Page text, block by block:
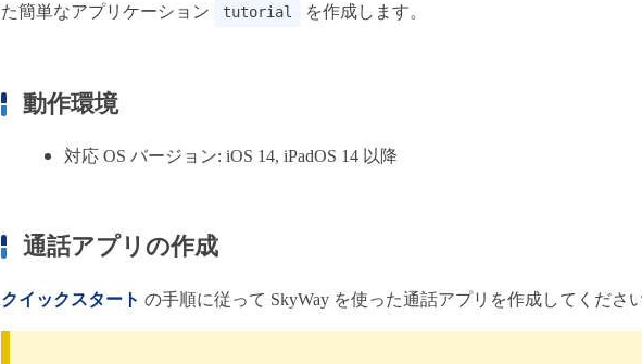
録音・録画 AI Noise Canceller
た簡単なアプリケーション
tutorial を作成します。
動作環境
対応 OS バージョン: iOS 14, iPadOS 14 以降
通話アプリの作成
クイックスタート の手順に従って SkyWay を使った通話アプリを作成してください